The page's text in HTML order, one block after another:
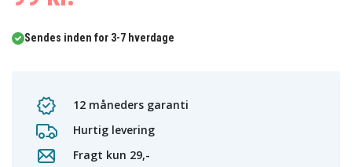
Sendes inden for 3-7 hverdage
12 måneders garanti
Hurtig levering
Fragt kun 29,-